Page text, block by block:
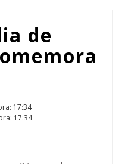
de
17:34
17:34